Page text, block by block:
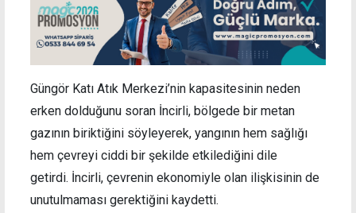
Güngör Katı Atık Merkezi’nin kapasitesinin neden
erken dolduğunu soran İncirli, bölgede bir metan
gazının biriktiğini söyleyerek, yangının hem sağlığı
hem çevreyi ciddi bir şekilde etkilediğini dile
getirdi. İncirli, çevrenin ekonomiyle olan ilişkisinin de
unutulmaması gerektiğini kaydetti.